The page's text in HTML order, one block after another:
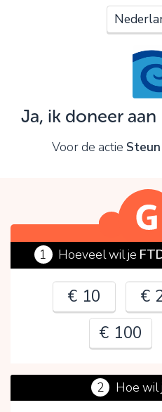
Ja, ik doneer aan
Voor de actie
1 Hoeveel wil je
€ 10 €
€ 100
2 Hoe wil
Je kunt nog niet verder
Controleer en verbeter
OK